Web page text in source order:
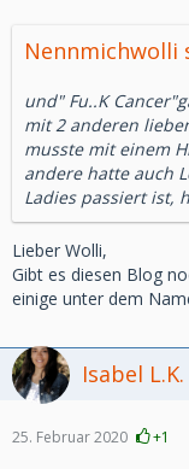
Nennmichwolli
und" Fu..K
mit 2 anderen
musste mit einem
andere hatte auch
Ladies passiert ist,
Lieber Wolli,
Gibt es diesen Blog
einige unter dem
Isabel L.K.
25. Februar 2020 +1